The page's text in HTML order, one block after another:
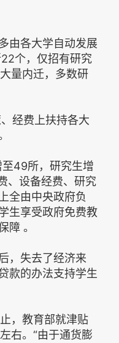
由各大学自动发展
个，仅招有研究
量内迁，多数研
经费上扶持各大
49所，研究生增
、设备经费、研究
全由中央政府负
生享受政府免费教
障 。
，失去了经济来
款的办法支持学生
，教育部就津贴
右。“由于通货膨